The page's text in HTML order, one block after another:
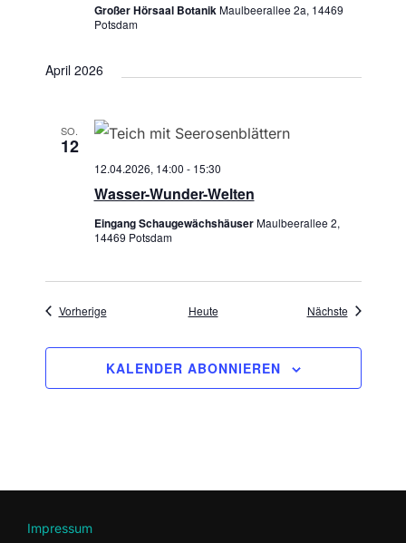
Großer Hörsaal BotanikMaulbeerallee 2a, 14469
Potsdam
April 2026
SO.
12
Wasser-Wunder-Welten
12.04.2026, 14:00 - 15:30
Eingang SchaugewächshäuserMaulbeerallee 2,
14469 Potsdam
VorherigeVeranstaltungen Heute Nächste
KALENDER ABONNIEREN
Impressum